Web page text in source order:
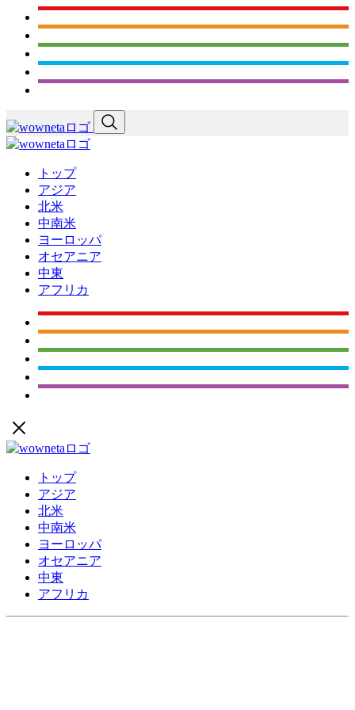
トップ
アジア
北米
中南米
ヨーロッパ
オセアニア
中東
アフリカ
トップ
アジア
北米
中南米
ヨーロッパ
オセアニア
中東
アフリカ